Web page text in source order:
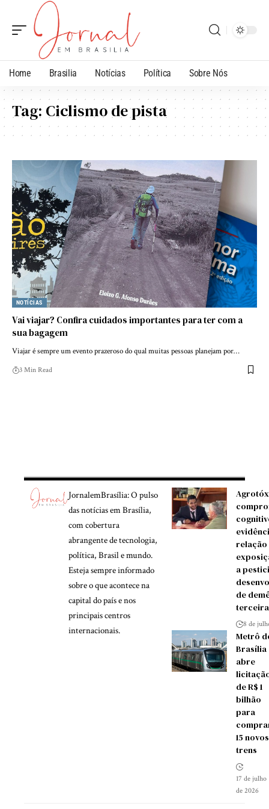
Home Brasilia Notícias Política Sobre Nós
Tag: Ciclismo de pista
NOTÍCIAS
Vai viajar? Confira cuidados importantes para ter com a
sua bagagem
Viajar é sempre um evento prazeroso do qual muitas pessoas planejam por…
3 Min Read
JornalemBrasília: O pulso
das notícias em Brasília,
com cobertura
abrangente de tecnologia,
política, Brasil e mundo.
Esteja sempre informado
sobre o que acontece na
capital do país e nos
principais centros
internacionais.
a
de
8 de
Metrô
Brasília
abre
de R$ 1
bilhão
para
15 novos
trens
17 de julho
de 2026